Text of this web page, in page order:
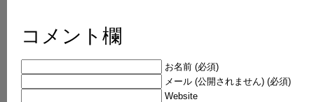
コメント欄
お名前 (必須)
メール (公開されません) (必須)
Website